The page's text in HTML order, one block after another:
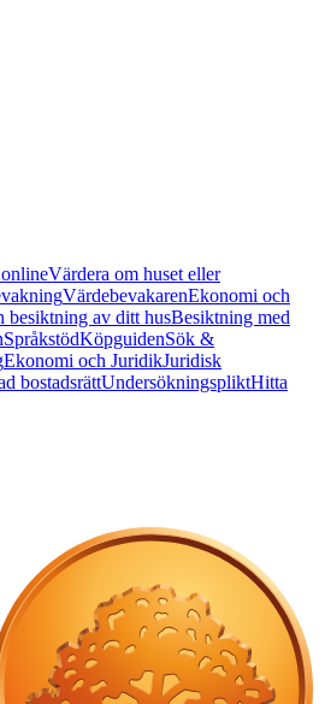
Värdera om huset eller
VärdebevakarenEkonomi och
besiktning av ditt husBesiktning med
SpråkstödKöpguidenSök &
Ekonomi och JuridikJuridisk
bostadsrättUndersökningspliktHitta